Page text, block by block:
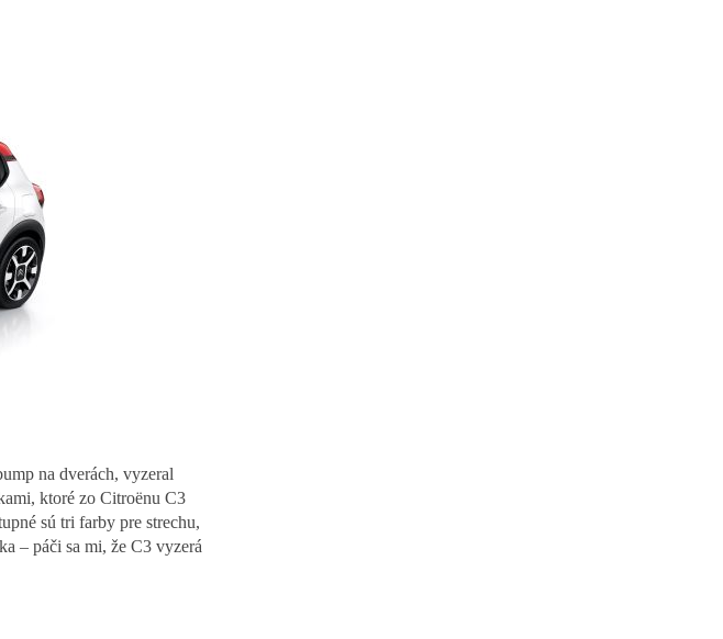
na dverách, vyzeral
ktoré zo Citroënu C3
sú tri farby pre strechu,
– páči sa mi, že C3 vyzerá